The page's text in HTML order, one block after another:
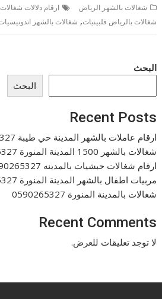
شغالات بالشهر الرياض ارقام دلالات
شغالات بالرياض فلبينيات, شغالات بالشهر
البحث
البحث
Recent Posts
ارقام عاملات بالشهر المدينة حي طيبة 0590265327
شغالات بالشهر 1500 المدينة المنورة 0590265327
ارقام شغالات حبشيات بالمدينه 0590265327
مربيات اطفال بالشهر المدينة المنورة 0590265327
شغالات بالمدينة المنورة 0590265327
Recent Comments
لا توجد تعليقات للعرض.